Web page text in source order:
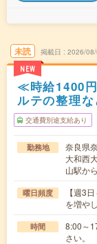
未読
NEW
掲載日 2026/
≪時給1400
ルテの整理な
交通費別途支給あり
勤務地
奈良県
大和西
山駅か
曜日頻度
【週3
を増や
時間
8:00～
さい。